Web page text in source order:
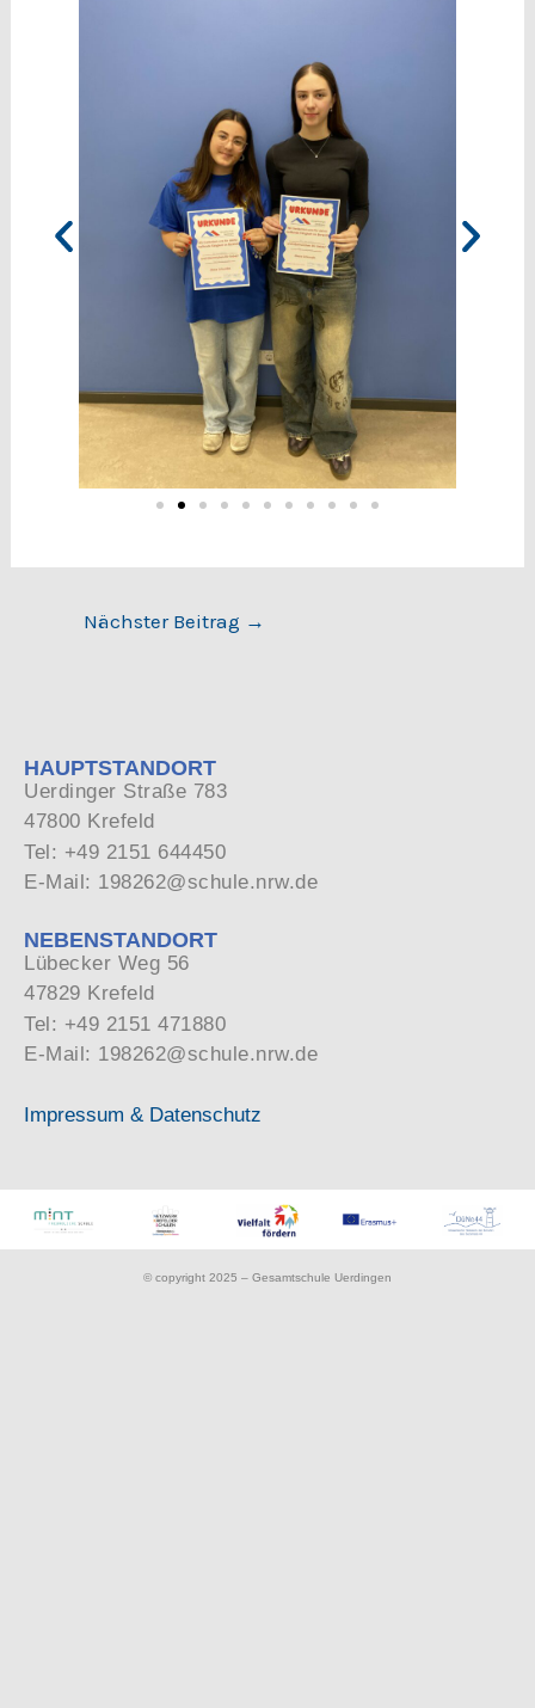
Nächster Beitrag →
HAUPTSTANDORT
Uerdinger Straße 783
47800 Krefeld
Tel: +49 2151 644450
E-Mail: 198262@schule.nrw.de
NEBENSTANDORT
Lübecker Weg 56
47829 Krefeld
Tel: +49 2151 471880
E-Mail: 198262@schule.nrw.de
Impressum & Datenschutz
© copyright 2025 – Gesamtschule Uerdingen